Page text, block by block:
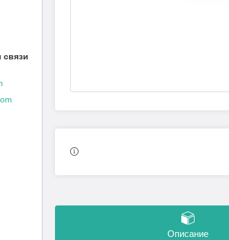
Описание